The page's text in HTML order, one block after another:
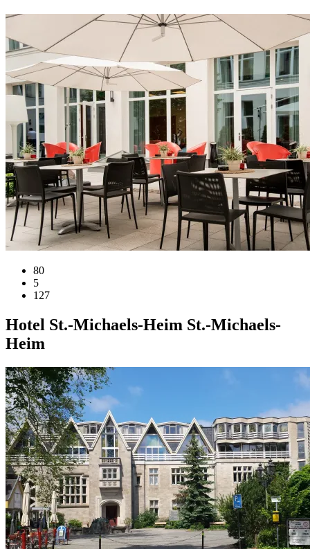
80
5
127
Hotel St.-Michaels-Heim St.-Michaels-
Heim